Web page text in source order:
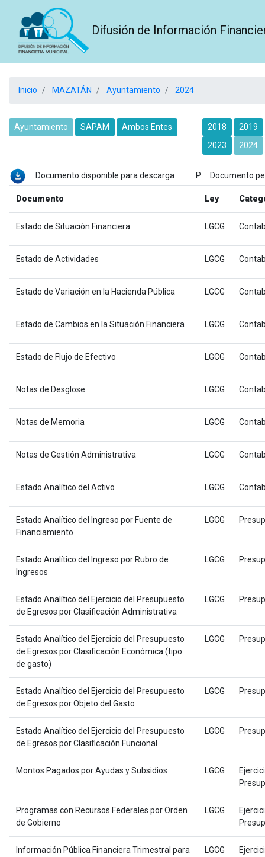
Difusión de Información
Inicio MAZATÁN Ayuntamiento 2024
Ayuntamiento SAPAM Ambos Entes 2018
2019
2023
2024
Documento disponible para descarga P Documento
Documento Ley
Estado de Situación Financiera LGCG
Estado de Actividades LGCG
Estado de Variación en la Hacienda Pública LGCG
Estado de Cambios en la Situación Financiera LGCG
Estado de Flujo de Efectivo LGCG
Notas de Desglose LGCG
Notas de Memoria LGCG
Notas de Gestión Administrativa LGCG
Estado Analítico del Activo LGCG
Estado Analítico del Ingreso por Fuente de
Financiamiento
LGCG
Estado Analítico del Ingreso por Rubro de
Ingresos
LGCG
Estado Analítico del Ejercicio del Presupuesto
de Egresos por Clasificación Administrativa
LGCG
Estado Analítico del Ejercicio del Presupuesto
de Egresos por Clasificación Económica (tipo
de gasto)
LGCG
Estado Analítico del Ejercicio del Presupuesto
de Egresos por Objeto del Gasto
LGCG
Estado Analítico del Ejercicio del Presupuesto
de Egresos por Clasificación Funcional
LGCG
Montos Pagados por Ayudas y Subsidios LGCG
Programas con Recursos Federales por Orden
de Gobierno
LGCG
Información Pública Financiera Trimestral para
LGCG